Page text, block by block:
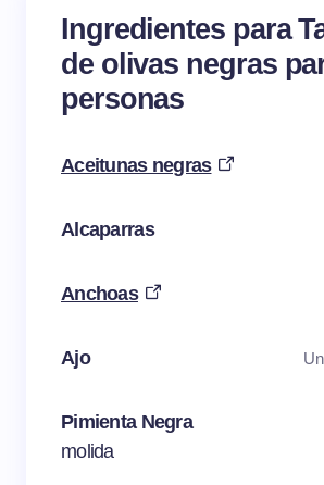
Ingredientes para
de olivas negras
personas
Aceitunas negras
Alcaparras
Anchoas
Ajo
Pimienta Negra
molida